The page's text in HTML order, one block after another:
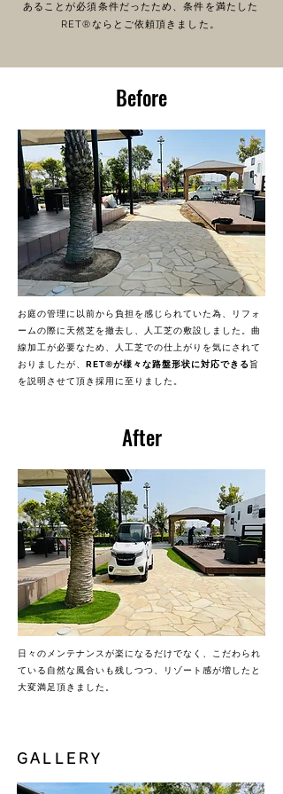
あることが必須条件だったため、条件を満たした
RET®ならとご依頼頂きました。
Before
お庭の管理に以前から負担を感じられていた為、リフォ
ームの際に天然芝を撤去し、人工芝の敷設しました。曲
線加工が必要なため、人工芝での仕上がりを気にされて
おりましたが、 RET®が様々な路盤形状に対応できる 旨
を説明させて頂き採用に至りました。
After
​日々のメンテナンスが楽になるだけでなく、こだわられ
ている自然な風合いも残しつつ、リゾート感が増したと
大変満足頂きました。
GALLERY